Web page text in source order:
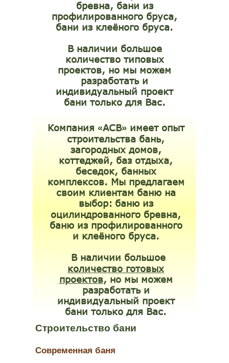
бревна, бани из
профилированного бруса,
бани из клеёного бруса.
В наличии большое
количество типовых
проектов, но мы можем
разработать и
индивидуальный проект
бани только для Вас.
Строительство бани
Современная баня
Компания «АСВ»имеет опыт
строительства бань,
загородных домов,
коттеджей, баз отдыха,
беседок, банных
комплексов. Мы предлагаем
своим клиентам баню на
выбор: баню из
оцилиндрованного бревна,
баню из профилированного
и клеёного бруса.
В наличии большое
количество готовых
проектов, но мы можем
разработать и
индивидуальный проект
бани только для Вас.